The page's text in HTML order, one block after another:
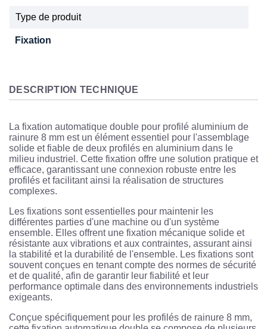
Type de produit
Fixation
DESCRIPTION TECHNIQUE
La fixation automatique double pour profilé aluminium de
rainure 8 mm est un élément essentiel pour l'assemblage
solide et fiable de deux profilés en aluminium dans le
milieu industriel. Cette fixation offre une solution pratique et
efficace, garantissant une connexion robuste entre les
profilés et facilitant ainsi la réalisation de structures
complexes.
Les fixations sont essentielles pour maintenir les
différentes parties d'une machine ou d'un système
ensemble. Elles offrent une fixation mécanique solide et
résistante aux vibrations et aux contraintes, assurant ainsi
la stabilité et la durabilité de l'ensemble. Les fixations sont
souvent conçues en tenant compte des normes de sécurité
et de qualité, afin de garantir leur fiabilité et leur
performance optimale dans des environnements industriels
exigeants.
Conçue spécifiquement pour les profilés de rainure 8 mm,